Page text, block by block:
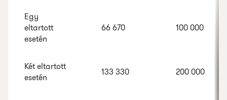
Egy
eltartott
esetén
66 670 100 000
Két eltartott
esetén
133 330 200 000